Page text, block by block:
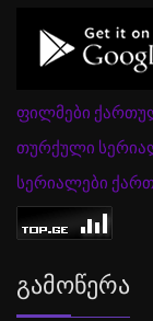
ფილმები
თურქული
სერიალები
Გამოწერა